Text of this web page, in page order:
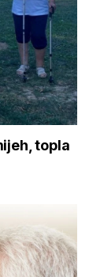
topla